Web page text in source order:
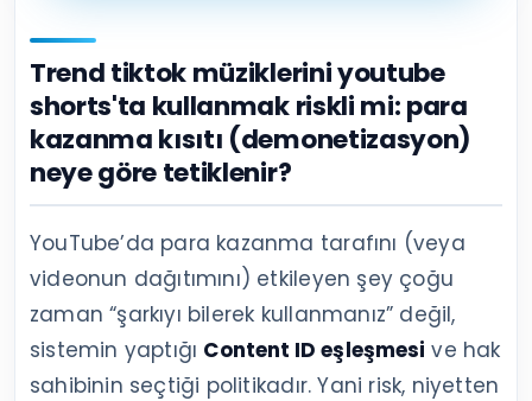
Trend tiktok müziklerini youtube
shorts'ta kullanmak riskli mi: para
kazanma kısıtı (demonetizasyon)
neye göre tetiklenir?
YouTube’da para kazanma tarafını (veya
videonun dağıtımını) etkileyen şey çoğu
zaman “şarkıyı bilerek kullanmanız” değil,
sistemin yaptığı Content ID eşleşmesi ve hak
sahibinin seçtiği politikadır. Yani risk, niyetten